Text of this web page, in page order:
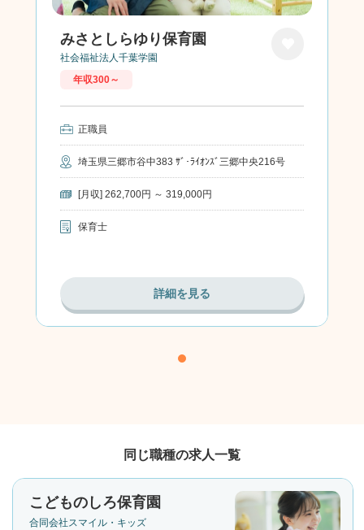
みさとしらゆり保育園
社会福祉法人千葉学園
年収300～
正職員
埼玉県三郷市谷中383 ｻﾞ･ﾗｲｵﾝｽﾞ三郷中央216号
[月収] 262,700円 ～ 319,000円
保育士
詳細を見る
同じ職種の求人一覧
こどものしろ保育園
合同会社スマイル・キッズ